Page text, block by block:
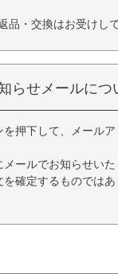
品・交換はお受けし
らせメールにつ
を押下して、メール
ールでお知らせいた
確定するものではあ